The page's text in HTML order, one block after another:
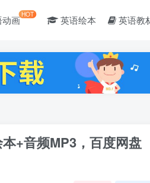
动画HOT 英语绘本 英语教
+音频MP3，百度网盘